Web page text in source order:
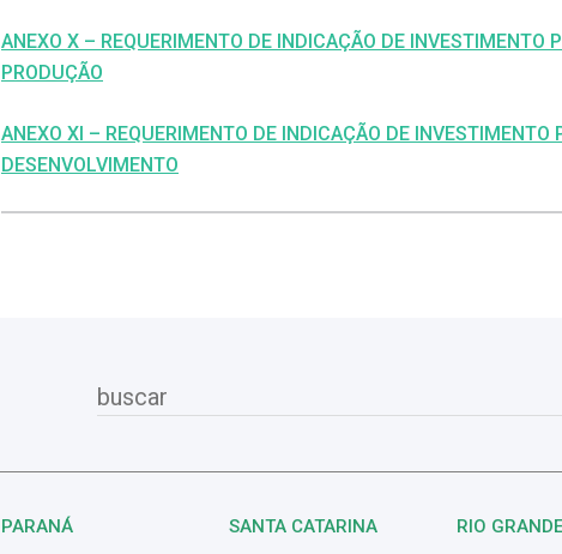
ANEXO X – REQUERIMENTO DE INDICAÇÃO DE INVESTIMENTO
PRODUÇÃO
ANEXO XI – REQUERIMENTO DE INDICAÇÃO DE INVESTIMENTO
DESENVOLVIMENTO
PARANÁ
SANTA CATARINA
RIO